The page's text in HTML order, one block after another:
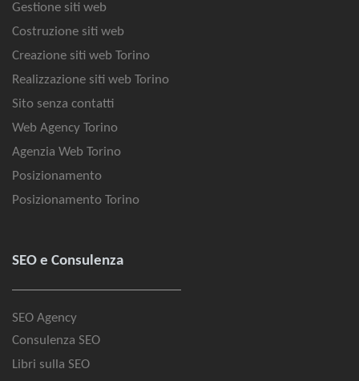
Gestione siti web
Costruzione siti web
Creazione siti web Torino
Realizzazione siti web Torino
Sito senza contatti
Web Agency Torino
Agenzia Web Torino
Posizionamento
Posizionamento Torino
SEO e Consulenza
SEO Agency
Consulenza SEO
Libri sulla SEO